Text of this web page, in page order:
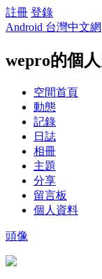
註冊 登錄
Android 台灣中文網
wepro的個
空間首頁
動態
記錄
日誌
相冊
主題
分享
留言板
個人資料
頭像